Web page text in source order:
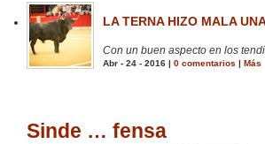
LA TERNA HIZO MALA
Con un buen aspecto en los
Abr - 24 - 2016 | 0 comentarios Más
Sinde … fensa